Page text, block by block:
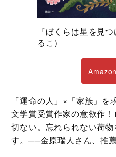
『ぼくらは星を見
るこ）
「運命の人」×「家族」
文学賞受賞作家の意欲作
切ない。忘れられない荷
す。──金原瑞人さん、推薦